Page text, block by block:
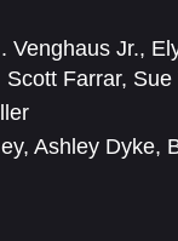
Venghaus Jr.,
Scott Farrar, Sue
, Ashley Dyke,